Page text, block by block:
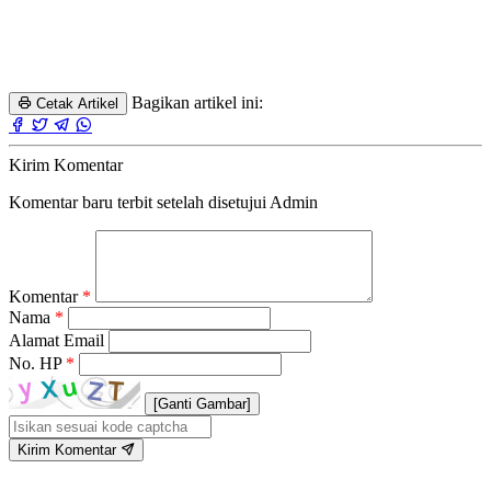
Cetak Artikel Bagikan artikel ini:
Kirim Komentar
Komentar baru terbit setelah disetujui Admin
Komentar *
Nama *
Alamat Email
No. HP *
[Ganti Gambar]
Kirim Komentar